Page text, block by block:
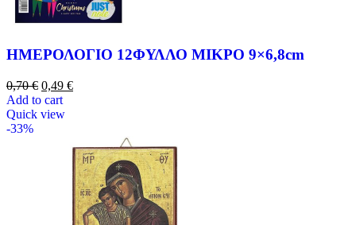
ΗΜΕΡΟΛΟΓΙΟ 12ΦΥΛΛΟ ΜΙΚΡΟ 9×6,8cm
0,70€ 0,49 €
Add to cart
Quick view
-33%